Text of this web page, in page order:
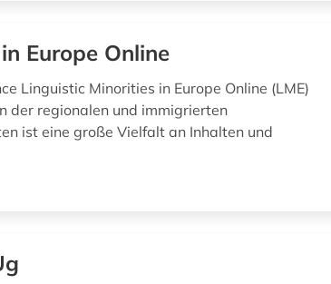
Europe Online
Linguistic Minorities in Europe Online (LME)
der regionalen und immigrierten
ist eine große Vielfalt an Inhalten und